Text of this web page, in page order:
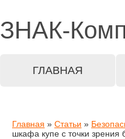
ЗНАК-
ГЛАВНАЯ
Главная » Статьи »
шкафа купе с точки зрения